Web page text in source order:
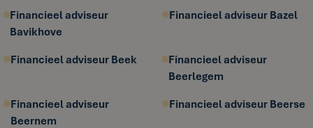
Financieel adviseur
Bavikhove
Financieel adviseur Bazel
Financieel adviseur Beek
Financieel adviseur
Beerlegem
Financieel adviseur
Beernem
Financieel adviseur Beerse